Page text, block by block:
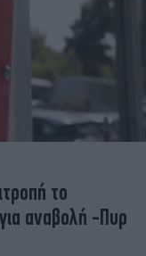
το
αναβολή -Πυρ